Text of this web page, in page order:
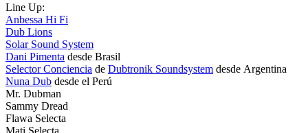
Line Up:
Anbessa Hi Fi
Dub Lions
Solar Sound System
Dani Pimenta desde Brasil
Selector Conciencia de Dubtronik Soundsystem desde Argentina
Nuna Dub desde el Perú
Mr. Dubman
Sammy Dread
Flawa Selecta
Mati Selecta